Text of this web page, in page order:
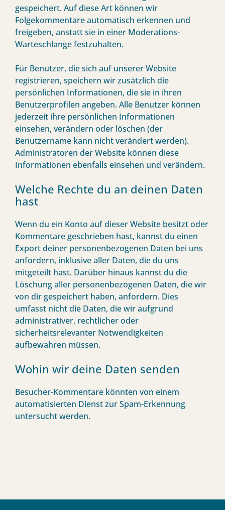
gespeichert. Auf diese Art können wir
Folgekommentare automatisch erkennen und
freigeben, anstatt sie in einer Moderations-
Warteschlange festzuhalten.
Für Benutzer, die sich auf unserer Website
registrieren, speichern wir zusätzlich die
persönlichen Informationen, die sie in ihren
Benutzerprofilen angeben. Alle Benutzer können
jederzeit ihre persönlichen Informationen
einsehen, verändern oder löschen (der
Benutzername kann nicht verändert werden).
Administratoren der Website können diese
Informationen ebenfalls einsehen und verändern.
Welche Rechte du an deinen Daten
hast
Wenn du ein Konto auf dieser Website besitzt oder
Kommentare geschrieben hast, kannst du einen
Export deiner personenbezogenen Daten bei uns
anfordern, inklusive aller Daten, die du uns
mitgeteilt hast. Darüber hinaus kannst du die
Löschung aller personenbezogenen Daten, die wir
von dir gespeichert haben, anfordern. Dies
umfasst nicht die Daten, die wir aufgrund
administrativer, rechtlicher oder
sicherheitsrelevanter Notwendigkeiten
aufbewahren müssen.
Wohin wir deine Daten senden
Besucher-Kommentare könnten von einem
automatisierten Dienst zur Spam-Erkennung
untersucht werden.